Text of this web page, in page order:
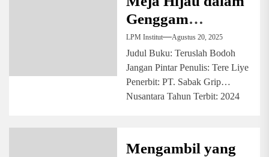
Genggam
Korporasi
LPM Institut Agustus 20, 2025
Judul Buku: Teruslah Bodoh
Jangan Pintar Penulis: Tere Liye
Penerbit: PT. Sabak Grip
Nusantara Tahun Terbit: 2024
Mengambil yang